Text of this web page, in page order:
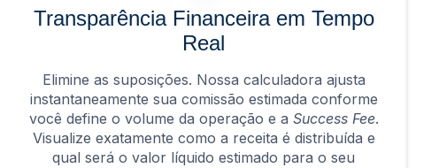
Transparência Financeira em Tempo
Real
Elimine as suposições. Nossa calculadora ajusta
instantaneamente sua comissão estimada conforme
você define o volume da operação e a Success Fee.
Visualize exatamente como a receita é distribuída e
qual será o valor líquido estimado para o seu